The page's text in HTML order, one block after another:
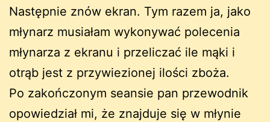
Następnie znów ekran. Tym razem ja, jako
młynarz musiałam wykonywać polecenia
młynarza z ekranu i przeliczać ile mąki i
otrąb jest z przywiezionej ilości zboża.
Po zakończonym seansie pan przewodnik
opowiedział mi, że znajduje się w młynie